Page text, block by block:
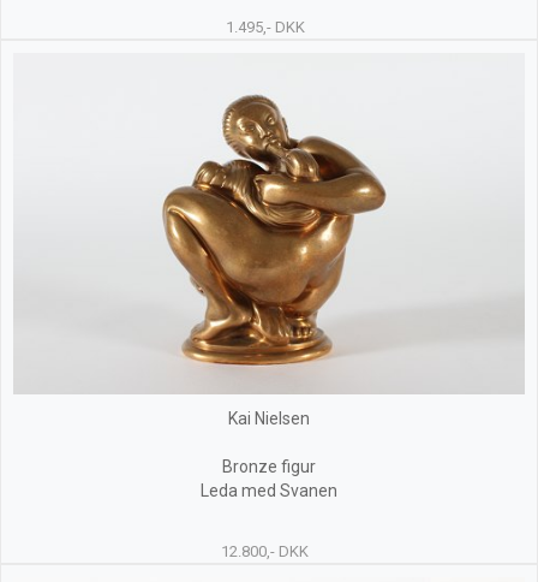
1.495,- DKK
Kai Nielsen
Bronze figur
Leda med Svanen
12.800,- DKK